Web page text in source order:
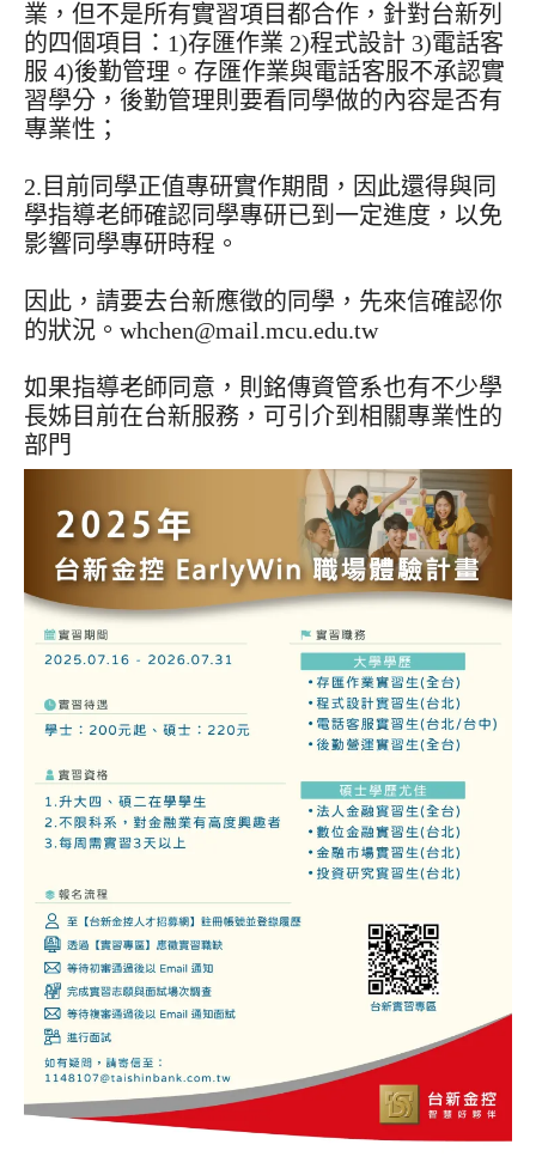
業，但不是所有實習項目都合作，針對台新列
的四個項目：1)存匯作業 2)程式設計 3)電話客
服 4)後勤管理。存匯作業與電話客服不承認實
習學分，後勤管理則要看同學做的內容是否有
專業性；
2.目前同學正值專研實作期間，因此還得與同
學指導老師確認同學專研已到一定進度，以免
影響同學專研時程。
因此，請要去台新應徵的同學，先來信確認你
的狀況。whchen@mail.mcu.edu.tw
如果指導老師同意，則銘傳資管系也有不少學
長姊目前在台新服務，可引介到相關專業性的
部門